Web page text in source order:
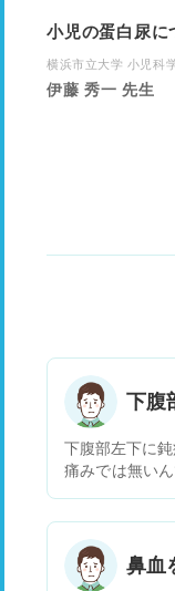
小児の蛋白尿に
横浜市立大学 小児科
伊藤 秀一 先生
下腹
下腹部左下に
痛みでは無い
鼻血